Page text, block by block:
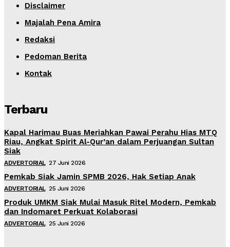
Disclaimer
Majalah Pena Amira
Redaksi
Pedoman Berita
Kontak
Terbaru
Kapal Harimau Buas Meriahkan Pawai Perahu Hias MTQ
Riau, Angkat Spirit Al-Qur’an dalam Perjuangan Sultan
Siak
ADVERTORIAL 27 Juni 2026
Pemkab Siak Jamin SPMB 2026, Hak Setiap Anak
ADVERTORIAL 25 Juni 2026
Produk UMKM Siak Mulai Masuk Ritel Modern, Pemkab
dan Indomaret Perkuat Kolaborasi
ADVERTORIAL 25 Juni 2026